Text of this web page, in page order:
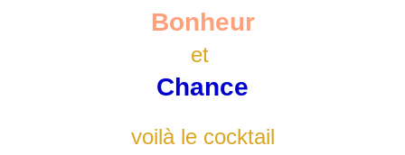
Bonheur
et
Chance
voilà le cocktail